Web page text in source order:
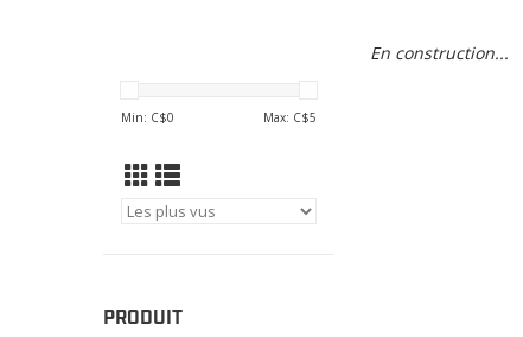
Min: C$0 Max: C$5
PRODUIT
En construction...